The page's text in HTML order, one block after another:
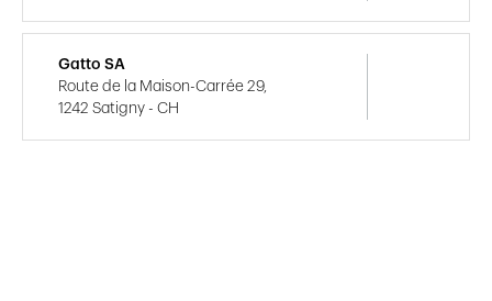
Gatto SA
Route de la Maison-Carrée 29,
1242 Satigny - CH